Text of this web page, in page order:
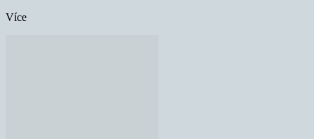
Více